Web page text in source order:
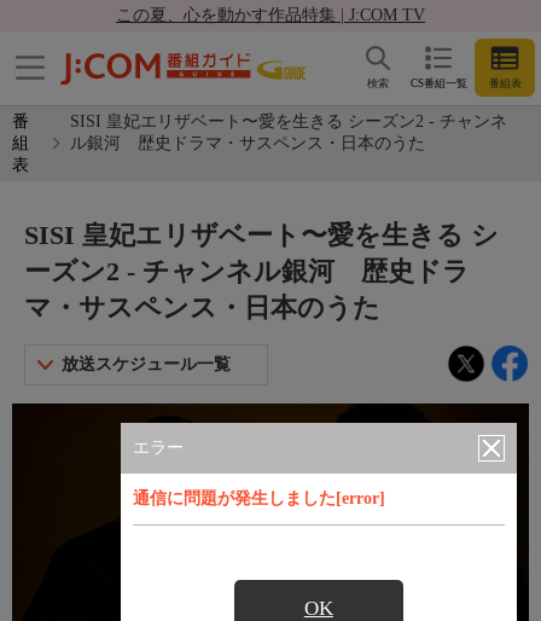
この夏、心を動かす作品特集 | J:COM TV
CS番組一覧 番組表
検索
番
組
表
SISI 皇妃エリザベート〜愛を生きる シーズン2 - チャンネ
ル銀河 歴史ドラマ・サスペンス・日本のうた
エラー
通信に問題が発生しました[error]
OK
SISI 皇妃エリザベート〜愛を生きる シ
ーズン2 - チャンネル銀河 歴史ドラ
マ・サスペンス・日本のうた
放送スケジュール一覧